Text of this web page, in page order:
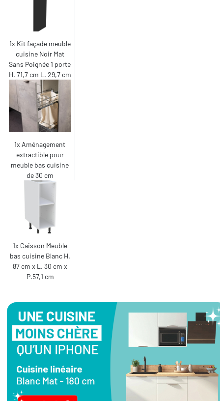
1x Kit façade meuble
cuisine Noir Mat
Sans Poignée 1 porte
H. 71,7 cm L. 29,7 cm
1x Aménagement
extractible pour
meuble bas cuisine
de 30 cm
1x Caisson Meuble
bas cuisine Blanc H.
87 cm x L. 30 cm x
P.57,1 cm